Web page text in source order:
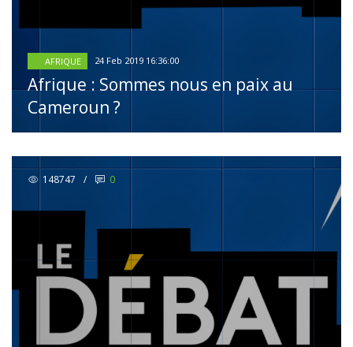
AFRIQUE 24 Feb 2019 16:36:00
Afrique : Sommes nous en paix au
Cameroun ?
148747 / 0